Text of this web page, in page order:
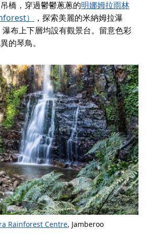
橋，穿過鬱鬱蔥蔥的明娜姆拉雨林
）
，探索美麗的米納姆拉瀑
瀑布上下層均設有觀景台。留意色彩
的琴鳥。
Rainforest Centre, Jamberoo